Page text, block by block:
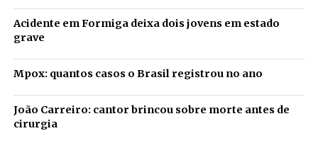
Acidente em Formiga deixa dois jovens em estado
grave
Mpox: quantos casos o Brasil registrou no ano
João Carreiro: cantor brincou sobre morte antes de
cirurgia